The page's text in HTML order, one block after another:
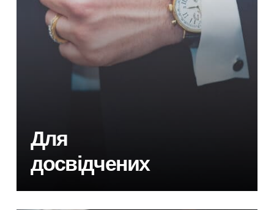
Для
досвідчених